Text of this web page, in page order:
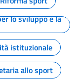
lo sviluppo e la
istituzionale
allo sport